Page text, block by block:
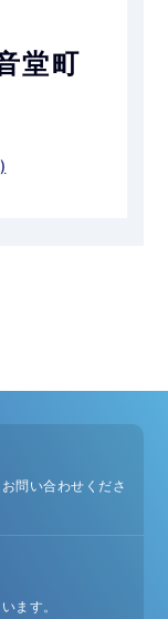
堂町
問い合わせくださ
ます。